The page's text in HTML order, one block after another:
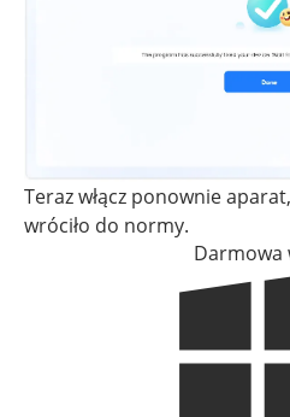
Teraz włącz ponownie
wróciło do normy.
Darmowa